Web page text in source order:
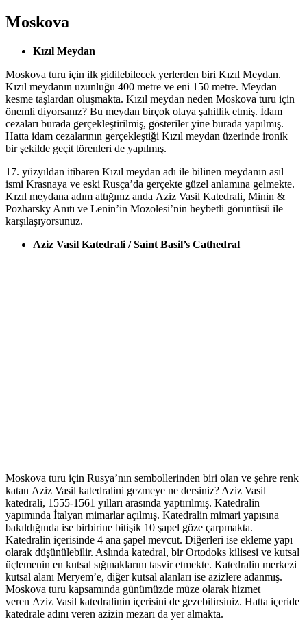
Moskova
Kızıl Meydan
Moskova turu için ilk gidilebilecek yerlerden biri Kızıl Meydan.
Kızıl meydanın uzunluğu 400 metre ve eni 150 metre. Meydan
kesme taşlardan oluşmakta. Kızıl meydan neden Moskova turu için
önemli diyorsanız? Bu meydan birçok olaya şahitlik etmiş. İdam
cezaları burada gerçekleştirilmiş, gösteriler yine burada yapılmış.
Hatta idam cezalarının gerçekleştiği Kızıl meydan üzerinde ironik
bir şekilde geçit törenleri de yapılmış.
17. yüzyıldan itibaren Kızıl meydan adı ile bilinen meydanın asıl
ismi Krasnaya ve eski Rusça’da gerçekte güzel anlamına gelmekte.
Kızıl meydana adım attığınız anda Aziz Vasil Katedrali, Minin &
Pozharsky Anıtı ve Lenin’in Mozolesi’nin heybetli görüntüsü ile
karşılaşıyorsunuz.
Aziz Vasil Katedrali / Saint Basil’s Cathedral
Moskova turu için Rusya’nın sembollerinden biri olan ve şehre renk
katan Aziz Vasil katedralini gezmeye ne dersiniz? Aziz Vasil
katedrali, 1555-1561 yılları arasında yaptırılmış. Katedralin
yapımında İtalyan mimarlar açılmış. Katedralin mimari yapısına
bakıldığında ise birbirine bitişik 10 şapel göze çarpmakta.
Katedralin içerisinde 4 ana şapel mevcut. Diğerleri ise ekleme yapı
olarak düşünülebilir. Aslında katedral, bir Ortodoks kilisesi ve kutsal
üçlemenin en kutsal sığınaklarını tasvir etmekte. Katedralin merkezi
kutsal alanı Meryem’e, diğer kutsal alanları ise azizlere adanmış.
Moskova turu kapsamında günümüzde müze olarak hizmet
veren Aziz Vasil katedralinin içerisini de gezebilirsiniz. Hatta içeride
katedrale adını veren azizin mezarı da yer almakta.